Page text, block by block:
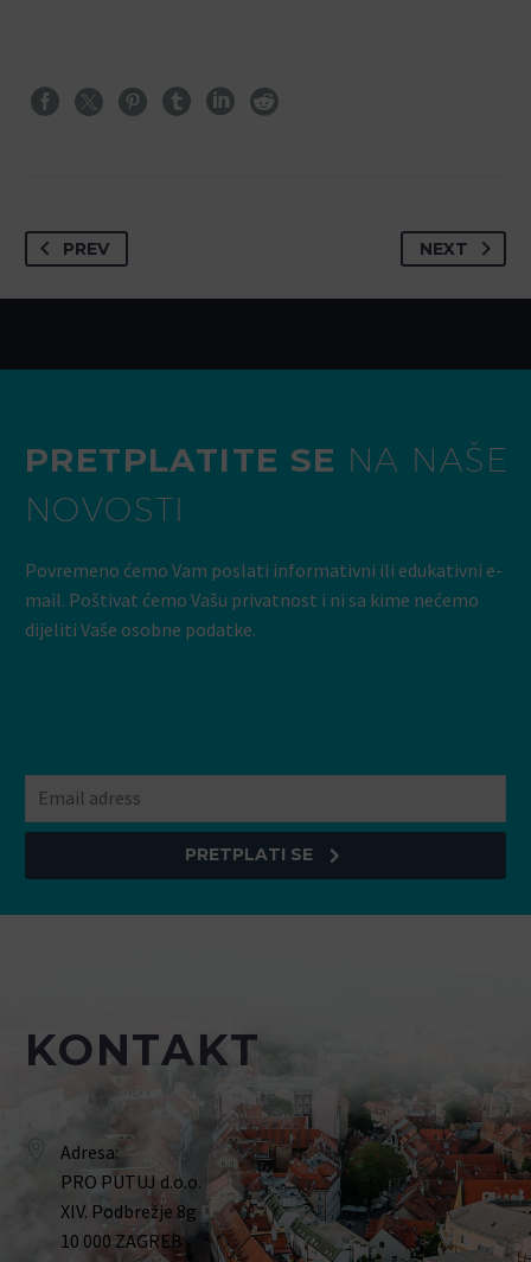
PREV NEXT
PRETPLATITE SE NA NAŠE
NOVOSTI
Povremeno ćemo Vam poslati informativni ili edukativni e-
mail. Poštivat ćemo Vašu privatnost i ni sa kime nećemo
dijeliti Vaše osobne podatke.
PRETPLATI SE
KONTAKT
Adresa:
PRO PUTUJ d.o.o.
XIV. Podbrežje 8g
10 000 ZAGREB